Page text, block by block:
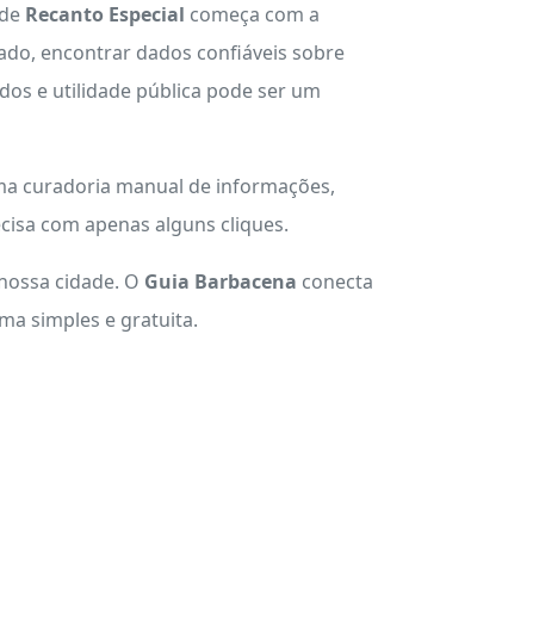
Recanto Especial começa com a
encontrar dados confiáveis sobre
e utilidade pública pode ser um
curadoria manual de informações,
com apenas alguns cliques.
cidade. O Guia Barbacena conecta
simples e gratuita.